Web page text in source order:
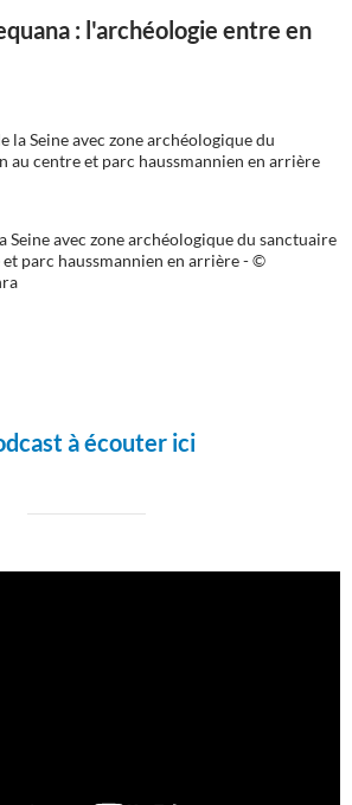
: l'archéologie entre en
Seine avec zone archéologique du sanctuaire
parc haussmannien en arrière - ©
à écouter ici